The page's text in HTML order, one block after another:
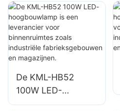
industriële en
mijnbouwtoepassin
gen, geschikt voor
binnenruimtes
zoals gymzalen en
magazijnen.
De KML-HB52
100W LED-
hoogbouwlamp is